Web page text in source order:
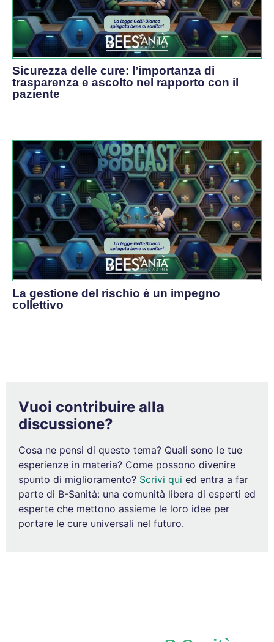
Sicurezza delle cure: l’importanza di
trasparenza e ascolto nel rapporto con il
paziente
La gestione del rischio è un impegno
collettivo
Vuoi contribuire alla
discussione?
Cosa ne pensi di questo tema? Quali sono le tue
esperienze in materia? Come possono divenire
spunto di miglioramento? Scrivi qui ed entra a far
parte di B-Sanità: una comunità libera di esperti ed
esperte che mettono assieme le loro idee per
portare le cure universali nel futuro.